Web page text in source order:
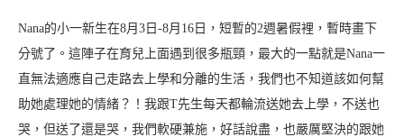
Nana的小一新生在8月3日-8月16日，短暫的2週暑假裡，暫時畫下
分號了。這陣子在育兒上面遇到很多瓶頸，最大的一點就是Nana一
直無法適應自己走路去上學和分離的生活，我們也不知道該如何幫
助她處理她的情緒？！我跟T先生每天都輪流送她去上學，不送也
哭，但送了還是哭，我們軟硬兼施，好話說盡，也嚴厲堅決的跟她